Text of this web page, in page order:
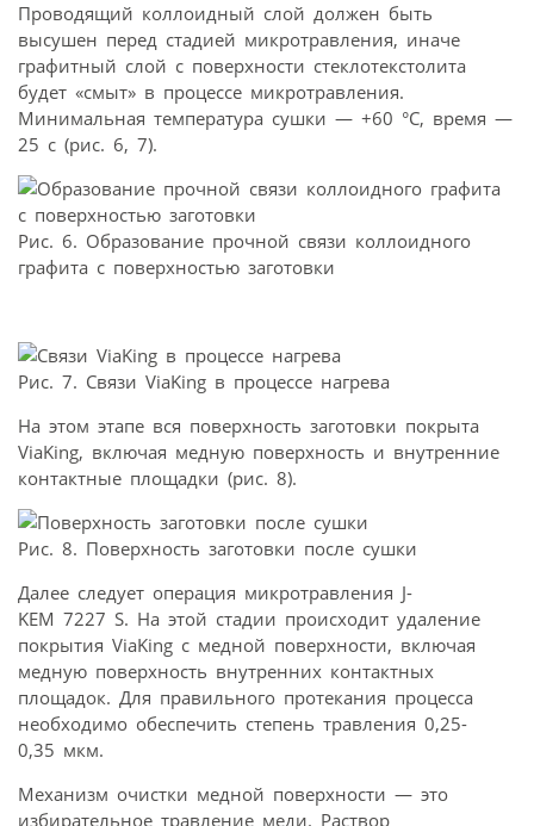
Проводящий коллоидный слой должен быть
высушен перед стадией микротравления, иначе
графитный слой с поверхности стеклотекстолита
будет «смыт» в процессе микротравления.
Минимальная температура сушки — +60 °C, время —
25 с (рис. 6, 7).
Рис. 6. Образование прочной связи коллоидного
графита с поверхностью заготовки
Рис. 7. Связи ViaKing в процессе нагрева
На этом этапе вся поверхность заготовки покрыта
ViaKing, включая медную поверхность и внутренние
контактные площадки (рис. 8).
Рис. 8. Поверхность заготовки после сушки
Далее следует операция микротравления J-
KEM 7227 S. На этой стадии происходит удаление
покрытия ViaKing с медной поверхности, включая
медную поверхность внутренних контактных
площадок. Для правильного протекания процесса
необходимо обеспечить степень травления 0,25-
0,35 мкм.
Механизм очистки медной поверхности — это
избирательное травление меди. Раствор